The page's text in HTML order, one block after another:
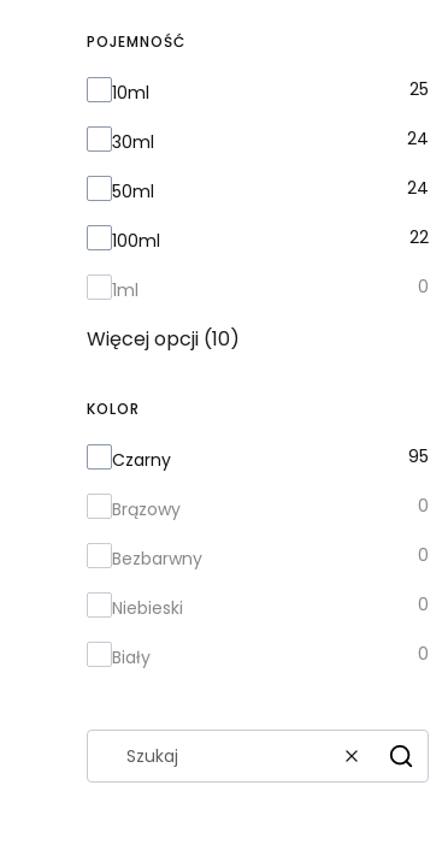
POJEMNOŚĆ
Pojemność
10ml 25
30ml 24
50ml 24
100ml 22
1ml 0
Więcej opcji (10)
KOLOR
Kolor
Czarny 95
Brązowy 0
Bezbarwny 0
Niebieski 0
Biały 0
WyczyśćSzukaj